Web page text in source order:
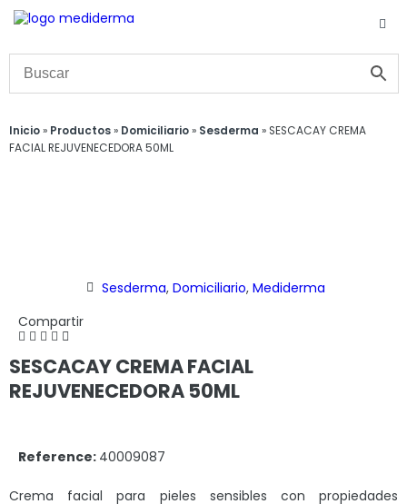
Inicio» Productos» Domiciliario» Sesderma » SESCACAY CREMA
FACIAL REJUVENECEDORA 50ML
Sesderma,Domiciliario,Mediderma
Compartir
SESCACAY CREMA FACIAL
REJUVENECEDORA 50ML
Reference: 40009087
Crema facial para pieles sensibles con propiedades